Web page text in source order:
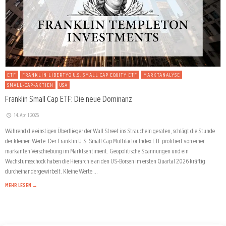
ETF FRANKLIN LIBERTYQ U.S. SMALL CAP EQUITY ETF
MARKTANALYSE
SMALL-CAP-AKTIEN
USA
Franklin Small Cap ETF: Die neue Dominanz
14. April 2026
Während die einstigen Überflieger der Wall Street ins Straucheln geraten, schlägt die Stunde
der kleinen Werte. Der Franklin U.S. Small Cap Multifactor Index ETF profitiert von einer
markanten Verschiebung im Marktsentiment. Geopolitische Spannungen und ein
Wachstumsschock haben die Hierarchie an den US-Börsen im ersten Quartal 2026 kräftig
durcheinandergewirbelt. Kleine Werte …
MEHR LESEN →